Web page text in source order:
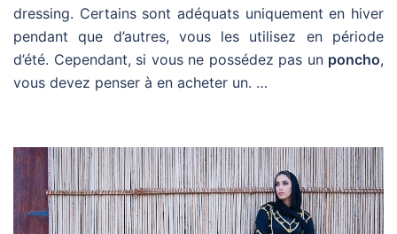
dressing. Certains sont adéquats uniquement en hiver
pendant que d’autres, vous les utilisez en période
d’été. Cependant, si vous ne possédez pas un poncho,
vous devez penser à en acheter un. …